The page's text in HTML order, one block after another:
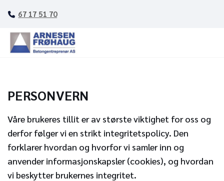
 67 17 51 70
PERSONVERN
Våre brukeres tillit er av største viktighet for oss og
derfor følger vi en strikt integritetspolicy. Den
forklarer hvordan og hvorfor vi samler inn og
anvender informasjonskapsler (cookies), og hvordan
vi beskytter brukernes integritet.